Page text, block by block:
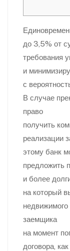
до 3,5% от
требования
и
с
В случае
право
получить
реализации
этому банк
предложить
и более
на который
недвижимого
заемщика
на момент
договора,